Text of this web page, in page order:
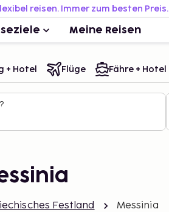
reisen. Immer zum besten Preis.
Meine Reisen
+ Hotel Flüge Fähre + Hotel
Festland Messinia